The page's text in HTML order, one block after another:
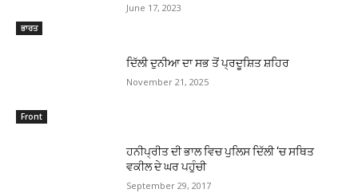
ਭਾਰਤ
June 17, 2023
Front
ਦਿੱਲੀ ਦੁਨੀਆ ਦਾ ਸਭ ਤੋਂ ਪ੍ਰਦੂਸ਼ਿਤ ਸ਼ਹਿਰ
November 21, 2025
ਹਨੀਪ੍ਰੀਤ ਦੀ ਭਾਲ ਵਿਚ ਪੁਲਿਸ ਦਿੱਲੀ ‘ਚ ਸਥਿਤ
ਵਕੀਲ ਦੇ ਘਰ ਪਹੁੰਚੀ
September 29, 2017